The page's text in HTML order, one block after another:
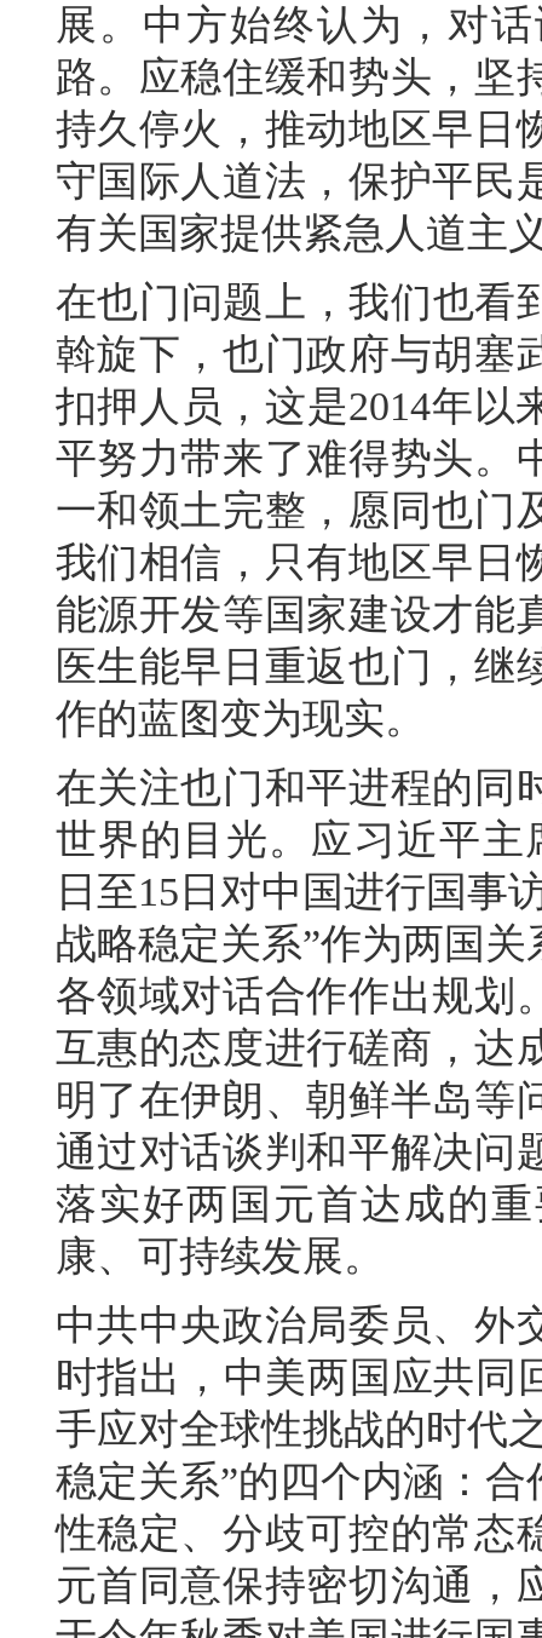
展。中方始终认为，对
路。应稳住缓和势头，坚
持久停火，推动地区早日
守国际人道法，保护平民
有关国家提供紧急人道主
在也门问题上，我们也
斡旋下，也门政府与胡塞
扣押人员，这是2014年以
平努力带来了难得势头。
一和领土完整，愿同也门
我们相信，只有地区早日
能源开发等国家建设才能
医生能早日重返也门，继
作的蓝图变为现实。
在关注也门和平进程的同
世界的目光。应习近平主
日至15日对中国进行国事
战略稳定关系”作为两国
各领域对话合作作出规划
互惠的态度进行磋商，达
明了在伊朗、朝鲜半岛等
通过对话谈判和平解决问
落实好两国元首达成的
康、可持续发展。
中共中央政治局委员、外
时指出，中美两国应共同
手应对全球性挑战的时代
稳定关系”的四个内涵：
性稳定、分歧可控的常态
元首同意保持密切沟通，